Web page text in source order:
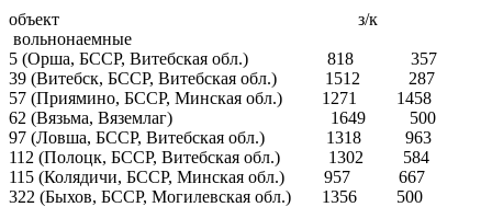
объект з/к
вольнонаемные
5 (Орша, БССР, Витебская обл.) 818 357
39 (Витебск, БССР, Витебская обл.) 1512 287
57 (Приямино, БССР, Минская обл.) 1271 1458
62 (Вязьма, Вяземлаг) 1649 500
97 (Ловша, БССР, Витебская обл.) 1318 963
112 (Полоцк, БССР, Витебская обл.) 1302 584
115 (Колядичи, БССР, Минская обл.) 957 667
322 (Быхов, БССР, Могилевская обл.) 1356 500